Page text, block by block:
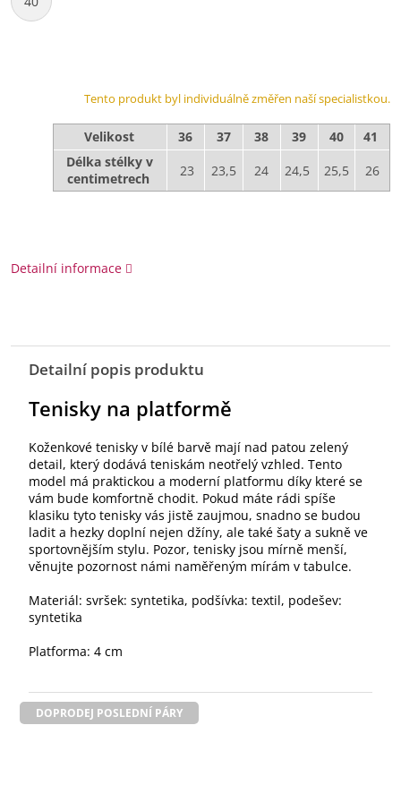
Tento produkt byl individuálně změřen naší specialistkou.
Velikost 36 37 38 39 40
41
Délka stélky v
centimetrech
23 23,5 24 24,5 25,5 26
Detailní informace
Detailní popis produktu
Tenisky na platformě
Koženkové tenisky v bílé barvě mají nad patou zelený
detail, který dodává teniskám neotřelý vzhled. Tento
model má praktickou a moderní platformu díky které se
vám bude komfortně chodit. Pokud máte rádi spíše
klasiku tyto tenisky vás jistě zaujmou, snadno se budou
ladit a hezky doplní nejen džíny, ale také šaty a sukně ve
sportovnějším stylu. Pozor, tenisky jsou mírně menší,
věnujte pozornost námi naměřeným mírám v tabulce.
Materiál: svršek: syntetika, podšívka: textil, podešev:
syntetika
Platforma: 4 cm
DOPRODEJ POSLEDNÍ PÁRY